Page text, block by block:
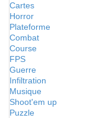
Cartes
Horror
Plateforme
Combat
Course
FPS
Guerre
Infiltration
Musique
Shoot'em up
Puzzle